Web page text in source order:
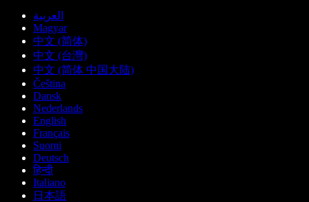
العربية
Magyar
中文 (简体)
中文 (台灣)
中文 (简体 中国大陆)
Čeština
Dansk
Nederlands
English
Français
Suomi
Deutsch
हिन्दी
Italiano
日本語